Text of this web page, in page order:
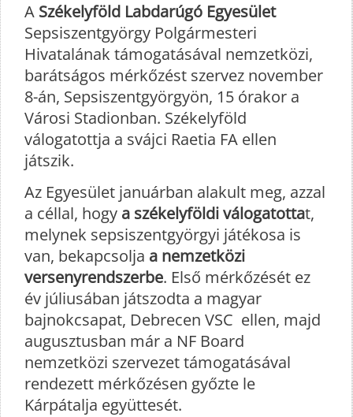
A Székelyföld Labdarúgó Egyesület
Sepsiszentgyörgy Polgármesteri
Hivatalának támogatásával nemzetközi,
barátságos mérkőzést szervez november
8-án, Sepsiszentgyörgyön, 15 órakor a
Városi Stadionban. Székelyföld
válogatottja a svájci Raetia FA ellen
játszik.
Az Egyesület januárban alakult meg, azzal
a céllal, hogy a székelyföldi válogatottat,
melynek sepsiszentgyörgyi játékosa is
van, bekapcsolja a nemzetközi
versenyrendszerbe. Első mérkőzését ez
év júliusában játszodta a magyar
bajnokcsapat, Debrecen VSC ellen, majd
augusztusban már a NF Board
nemzetközi szervezet támogatásával
rendezett mérkőzésen győzte le
Kárpátalja együttesét.